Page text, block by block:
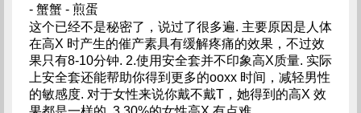
- 蟹蟹 - 煎蛋
这个已经不是秘密了，说过了很多遍. 主要原因是人体
在高X 时产生的催产素具有缓解疼痛的效果，不过效
果只有8-10分钟. 2.使用安全套并不印象高X质量. 实际
上安全套还能帮助你得到更多的ooxx 时间，减轻男性
的敏感度. 对于女性来说你戴不戴T，她得到的高X 效